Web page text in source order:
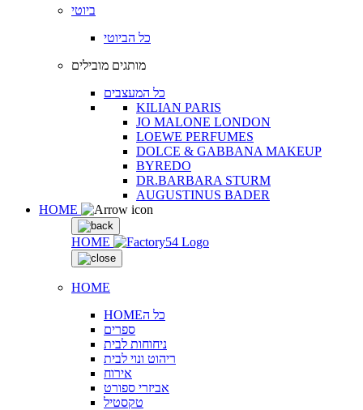
ביוטי
כל הביוטי
מותגים מובילים
כל המעצבים
KILIAN PARIS
JO MALONE LONDON
LOEWE PERFUMES
DOLCE & GABBANA MAKEUP
BYREDO
DR.BARBARA STURM
AUGUSTINUS BADER
HOME
HOME
HOME
HOMEכל ה
ספרים
ניחוחות לבית
ריהוט ונוי לבית
אירוח
אביזרי ספורט
טקסטיל